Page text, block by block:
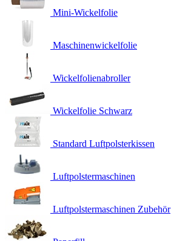
Mini-Wickelfolie
Maschinenwickelfolie
Wickelfolienabroller
Wickelfolie Schwarz
Standard Luftpolsterkissen
Luftpolstermaschinen
Luftpolstermaschinen Zubehör